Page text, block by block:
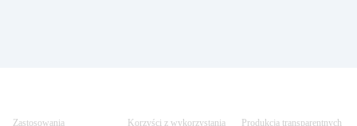
Zastosowania
Korzyści z wykorzystania
Produkcja transparentnych